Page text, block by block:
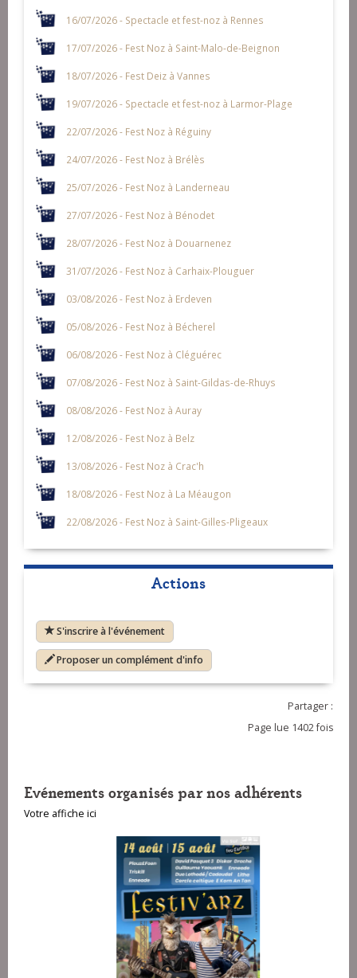
16/07/2026 - Spectacle et fest-noz à Rennes
17/07/2026 - Fest Noz à Saint-Malo-de-Beignon
18/07/2026 - Fest Deiz à Vannes
19/07/2026 - Spectacle et fest-noz à Larmor-Plage
22/07/2026 - Fest Noz à Réguiny
24/07/2026 - Fest Noz à Brélès
25/07/2026 - Fest Noz à Landerneau
27/07/2026 - Fest Noz à Bénodet
28/07/2026 - Fest Noz à Douarnenez
31/07/2026 - Fest Noz à Carhaix-Plouguer
03/08/2026 - Fest Noz à Erdeven
05/08/2026 - Fest Noz à Bécherel
06/08/2026 - Fest Noz à Cléguérec
07/08/2026 - Fest Noz à Saint-Gildas-de-Rhuys
08/08/2026 - Fest Noz à Auray
12/08/2026 - Fest Noz à Belz
13/08/2026 - Fest Noz à Crac'h
18/08/2026 - Fest Noz à La Méaugon
22/08/2026 - Fest Noz à Saint-Gilles-Pligeaux
Actions
S'inscrire à l'événement
Proposer un complément d'info
Partager :
Page lue 1402 fois
Evénements organisés par nos adhérents
Votre affiche ici